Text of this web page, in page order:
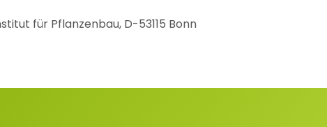
für Pflanzenbau, D-53115 Bonn